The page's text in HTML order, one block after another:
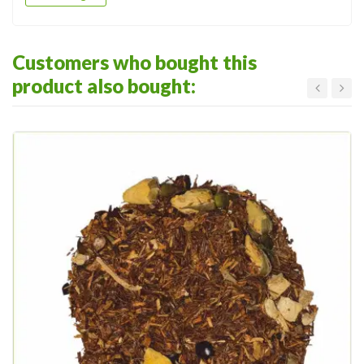
Customers who bought this
product also bought: